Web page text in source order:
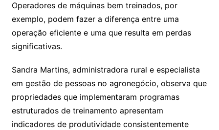
Operadores de máquinas bem treinados, por
exemplo, podem fazer a diferença entre uma
operação eficiente e uma que resulta em perdas
significativas.
Sandra Martins, administradora rural e especialista
em gestão de pessoas no agronegócio, observa que
propriedades que implementaram programas
estruturados de treinamento apresentam
indicadores de produtividade consistentemente